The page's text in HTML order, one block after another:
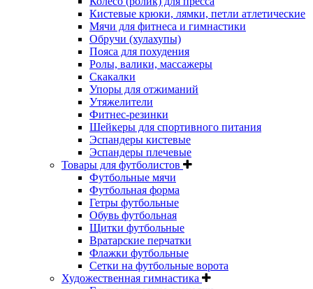
Кистевые крюки, лямки, петли атлетические
Мячи для фитнеса и гимнастики
Обручи (хулахупы)
Пояса для похудения
Ролы, валики, массажеры
Скакалки
Упоры для отжиманий
Утяжелители
Фитнес-резинки
Шейкеры для спортивного питания
Эспандеры кистевые
Эспандеры плечевые
Товары для футболистов
Футбольные мячи
Футбольная форма
Гетры футбольные
Обувь футбольная
Щитки футбольные
Вратарские перчатки
Флажки футбольные
Сетки на футбольные ворота
Художественная гимнастика